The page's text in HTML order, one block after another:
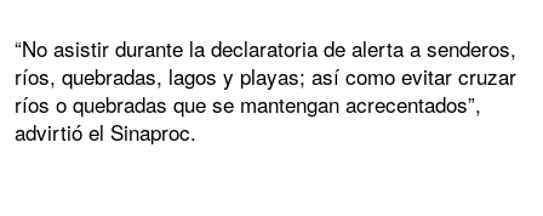
“No asistir durante la declaratoria de alerta a senderos,
ríos, quebradas, lagos y playas; así como evitar cruzar
ríos o quebradas que se mantengan acrecentados”,
advirtió el Sinaproc.